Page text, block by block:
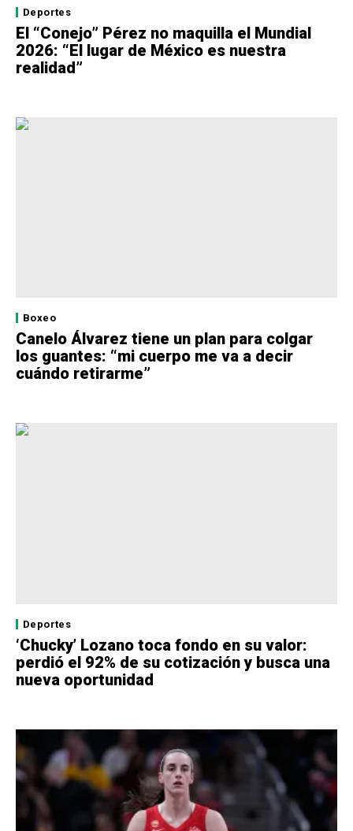
Deportes
El “Conejo” Pérez no maquilla el Mundial
2026: “El lugar de México es nuestra
realidad”
Boxeo
Canelo Álvarez tiene un plan para colgar
los guantes: “mi cuerpo me va a decir
cuándo retirarme”
Deportes
‘Chucky’ Lozano toca fondo en su valor:
perdió el 92% de su cotización y busca una
nueva oportunidad